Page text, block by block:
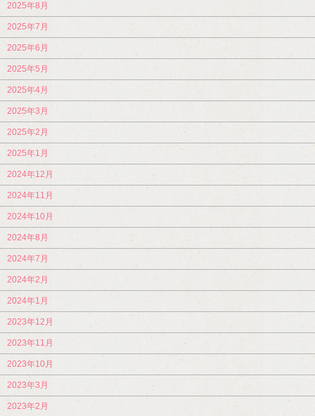
2025年8月
2025年7月
2025年6月
2025年5月
2025年4月
2025年3月
2025年2月
2025年1月
2024年12月
2024年11月
2024年10月
2024年8月
2024年7月
2024年2月
2024年1月
2023年12月
2023年11月
2023年10月
2023年3月
2023年2月